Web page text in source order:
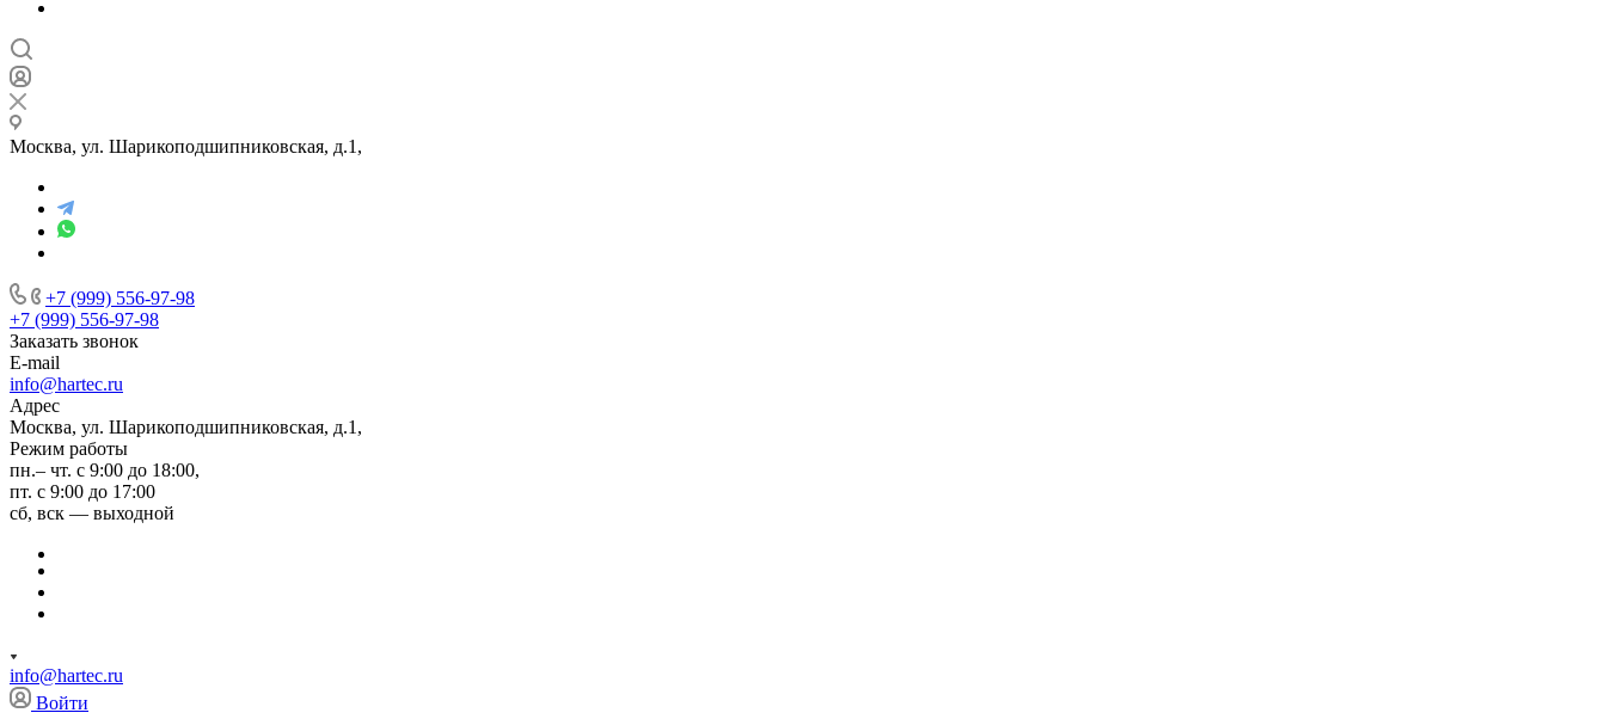
Москва, ул. Шарикоподшипниковская, д.1,
+7 (999) 556-97-98
+7 (999) 556-97-98
Заказать звонок
E-mail
info@hartec.ru
Адрес
Москва, ул. Шарикоподшипниковская, д.1,
Режим работы
пн.– чт. с 9:00 до 18:00,
пт. с 9:00 до 17:00
сб, вск — выходной
info@hartec.ru
Войти